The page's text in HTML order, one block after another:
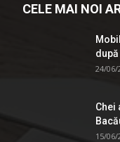
CELE MAI NOI
24/06/
Chei
15/06/